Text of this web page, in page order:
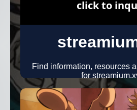
Temporada4
25 Episodios
Temporada5